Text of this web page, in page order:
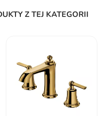
Z TEJ KATEGORII